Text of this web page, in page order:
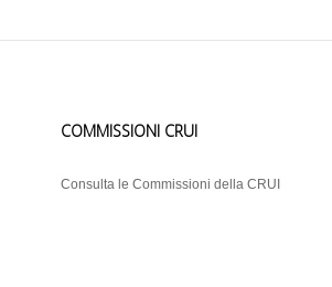
COMMISSIONI CRUI
Consulta le Commissioni della CRUI